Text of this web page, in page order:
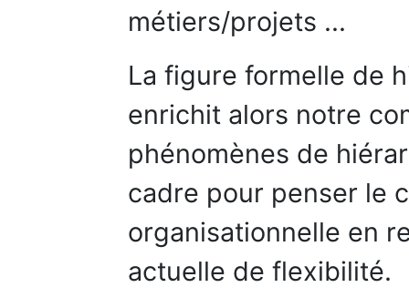
métiers/projets ...
La figure formelle de
enrichit alors notre
phénomènes de
cadre pour penser le
organisationnelle en
actuelle de flexibilité.